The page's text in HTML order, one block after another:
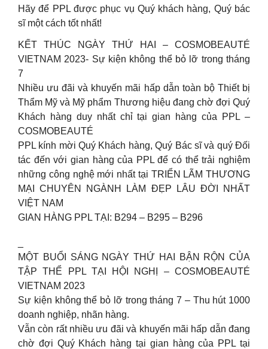
Hãy để PPL được phục vụ Quý khách hàng, Quý bác
sĩ một cách tốt nhất!
KẾT THÚC NGÀY THỨ HAI – COSMOBEAUTÉ
VIETNAM 2023- Sự kiện không thể bỏ lỡ trong tháng
7
Nhiều ưu đãi và khuyến mãi hấp dẫn toàn bộ Thiết bị
Thẩm Mỹ và Mỹ phẩm Thương hiệu đang chờ đợi Quý
Khách hàng duy nhất chỉ tại gian hàng của PPL –
COSMOBEAUTÉ
PPL kính mời Quý Khách hàng, Quý Bác sĩ và quý Đối
tác đến với gian hàng của PPL để có thể trải nghiệm
những công nghệ mới nhất tại TRIỂN LÃM THƯƠNG
MẠI CHUYÊN NGÀNH LÀM ĐẸP LÂU ĐỜI NHẤT
VIỆT NAM
GIAN HÀNG PPL TẠI: B294 – B295 – B296
MỘT BUỔI SÁNG NGÀY THỨ HAI BẬN RỘN CỦA
TẬP THỂ PPL TẠI HỘI NGHỊ – COSMOBEAUTÉ
VIETNAM 2023
Sự kiện không thể bỏ lỡ trong tháng 7 – Thu hút 1000
doanh nghiệp, nhãn hàng.
Vẫn còn rất nhiều ưu đãi và khuyến mãi hấp dẫn đang
chờ đợi Quý Khách hàng tại gian hàng của PPL tại